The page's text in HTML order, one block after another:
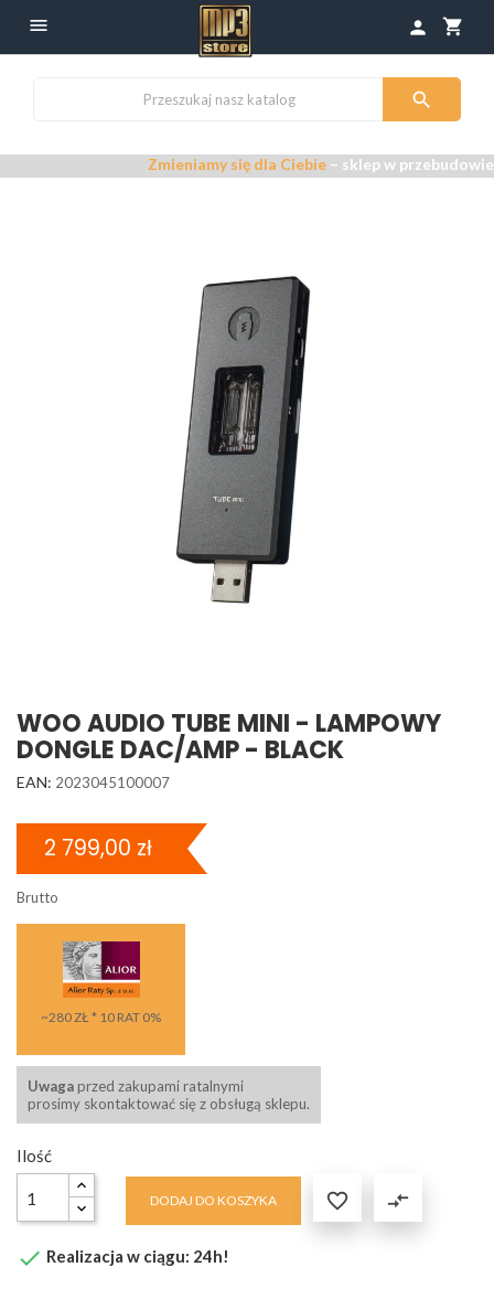
 shopping_cart
person

Zmieniamy się dla Ciebie– sklep w przebudowie –
WOO AUDIO TUBE MINI - LAMPOWY
DONGLE DAC/AMP - BLACK
EAN: 2023045100007
2 799,00 zł
Brutto
~280 ZŁ * 10 RAT 0%
Uwaga przed zakupami ratalnymi
prosimy skontaktować się z obsługą sklepu.
Ilość
DODAJ DO KOSZYKA  compare_arrows
 Realizacja w ciągu: 24h!